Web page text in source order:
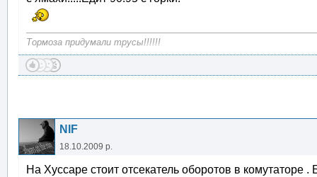
Тормоза придумали трусы!!!!!!
NIF
18.10.2009 р.
На Хуссаре стоит отсекатель оборотов в комутаторе